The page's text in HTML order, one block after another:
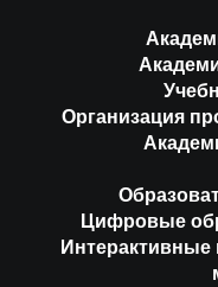
Организация
Цифровые